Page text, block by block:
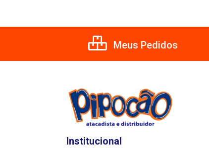
Meus Pedidos
Institucional